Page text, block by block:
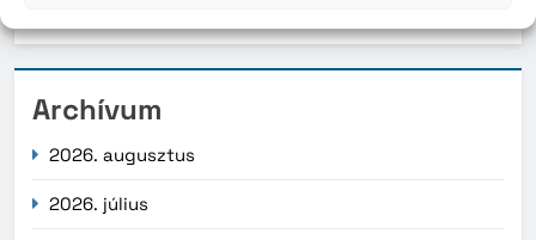
Archívum
2026. augusztus
2026. július